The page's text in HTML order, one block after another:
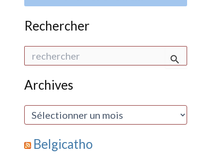
Rechercher
h
e
c
Archives
A
i
Belgicatho